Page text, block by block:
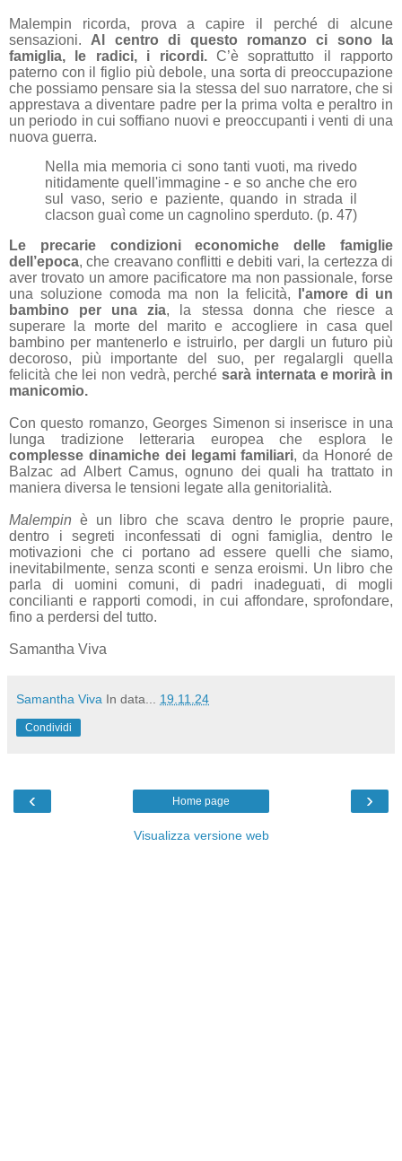
Malempin ricorda, prova a capire il perché di alcune
sensazioni. Al centro di questo romanzo ci sono la
famiglia, le radici, i ricordi. C’è soprattutto il rapporto
paterno con il figlio più debole, una sorta di preoccupazione
che possiamo pensare sia la stessa del suo narratore, che si
apprestava a diventare padre per la prima volta e peraltro in
un periodo in cui soffiano nuovi e preoccupanti i venti di una
nuova guerra.
Nella mia memoria ci sono tanti vuoti, ma rivedo
nitidamente quell'immagine - e so anche che ero
sul vaso, serio e paziente, quando in strada il
clacson guaì come un cagnolino sperduto. (p. 47)
Le precarie condizioni economiche delle famiglie
dell’epoca, che creavano conflitti e debiti vari, la certezza di
aver trovato un amore pacificatore ma non passionale, forse
una soluzione comoda ma non la felicità,
l'amore di un
bambino per una zia, la stessa donna che riesce a
superare la morte del marito e accogliere in casa quel
bambino per mantenerlo e istruirlo, per dargli un futuro più
decoroso, più importante del suo, per regalargli quella
felicità che lei non vedrà, perchésarà internata e morirà in
manicomio.
Con questo romanzo, Georges Simenon si inserisce in una
lunga tradizione letteraria europea che esplora le
complesse dinamiche dei legami familiari, da Honoré de
Balzac ad Albert Camus, ognuno dei quali ha trattato in
maniera diversa le tensioni legate alla genitorialità.
Malempin è un libro che scava dentro le proprie paure,
dentro i segreti inconfessati di ogni famiglia, dentro le
motivazioni che ci portano ad essere quelli che siamo,
inevitabilmente, senza sconti e senza eroismi. Un libro che
parla di uomini comuni, di padri inadeguati, di mogli
concilianti e rapporti comodi, in cui affondare, sprofondare,
fino a perdersi del tutto.
Samantha Viva
Samantha Viva In data... 19.11.24
Condividi
‹ ›
Home page
Visualizza versione web